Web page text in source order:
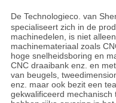
De Technologieco. van
specialiseert zich in de
machinedelen, is niet
machinemateriaal zoals
hoge snelheidsboring en
CNC draaibank enz. en
van beugels,
enz. maar ook bezit een
gekwalificeerd